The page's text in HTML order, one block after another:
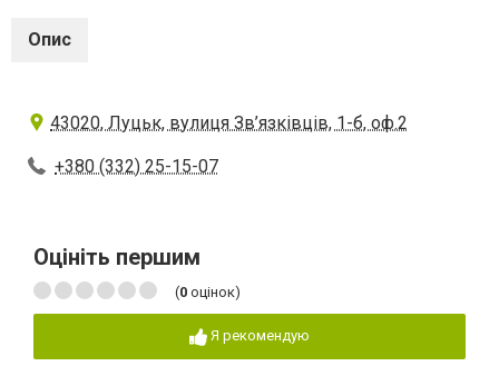
Опис
43020, Луцьк, вулиця Зв’язківців, 1-б, оф.2
+380 (332) 25-15-07
Оцініть першим
(0 оцінок)
Я рекомендую